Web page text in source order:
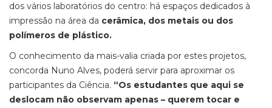
dos vários laboratórios do centro: há espaços dedicados à
impressão na área da cerâmica, dos metais ou dos
polímeros de plástico.
O conhecimento da mais-valia criada por estes projetos,
concorda Nuno Alves, poderá servir para aproximar os
participantes da Ciência. “Os estudantes que aqui se
deslocam não observam apenas – querem tocar e